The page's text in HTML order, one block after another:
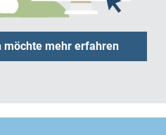
möchte mehr erfahren